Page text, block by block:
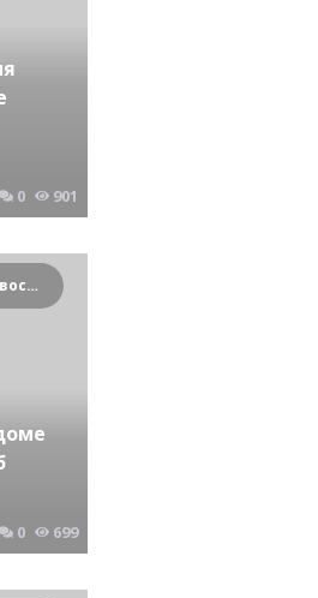
0 901
Криминальные новости Новосибирска и Сибирского региона
0 699